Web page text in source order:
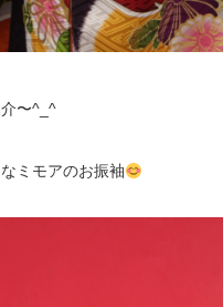
〜^_^
ミモアのお振袖